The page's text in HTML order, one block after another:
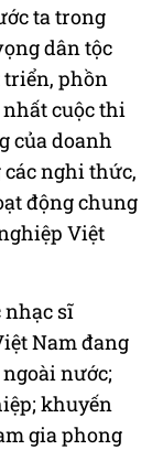
ta trong
dân tộc
triển, phồn
cuộc thi
của doanh
nghi thức,
động chung
Việt
nhạc sĩ
Nam đang
nước;
khuyến
gia phong